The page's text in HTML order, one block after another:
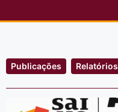
Publicações